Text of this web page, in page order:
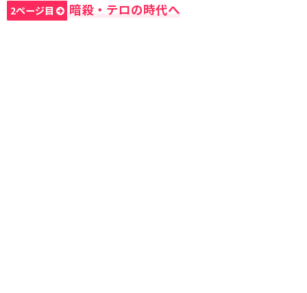
2ページ目 暗殺・テロの時代へ